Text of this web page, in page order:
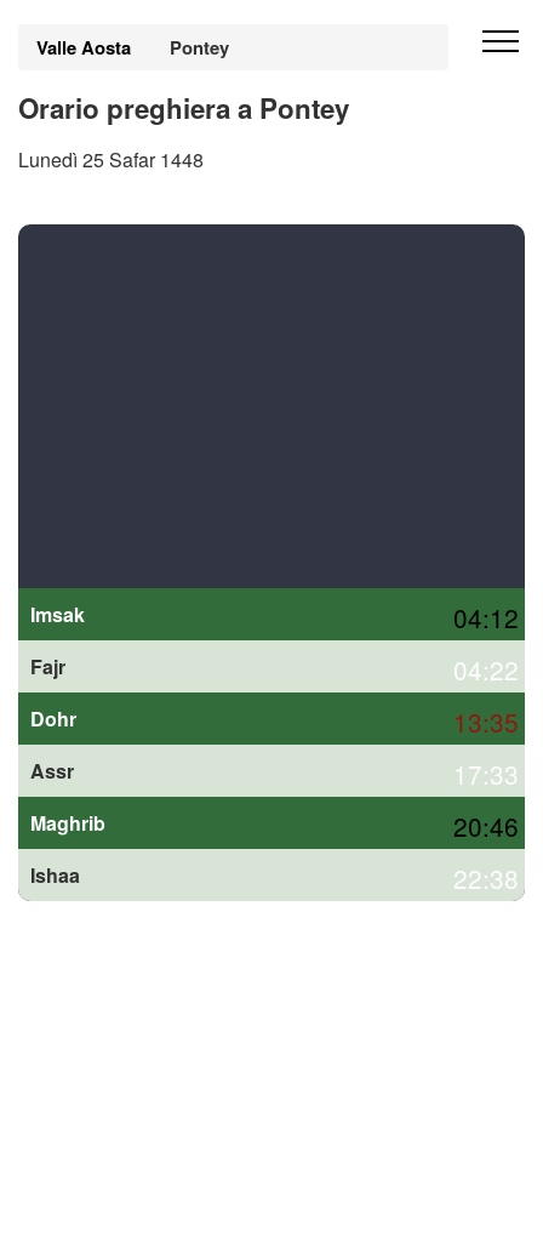
Valle Aosta Pontey
Orario preghiera a Pontey
Lunedì 25 Safar 1448
Imsak 04:12
Fajr 04:22
Dohr 13:35
Assr 17:33
Maghrib 20:46
Ishaa 22:38